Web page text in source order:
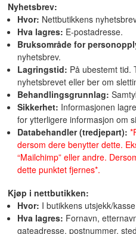
Nyhetsbrev:
Hvor: Nettbutikkens
Hva lagres: E-postadresse.
Bruksområde for
nyhetsbrev.
Lagringstid: På ubestemt tid.
nyhetsbrevet eller ber om
Behandlingsgrunnlag:
Sikkerhet: Informasjonen
for ytterligere informasjon om
Databehandler (tredjepart):
dersom dere benytter dette.
“Mailchimp” eller andre.
dette punktet fjernes*.
Kjøp i nettbutikken:
Hvor: I butikkens utsjekk/kasse
Hva lagres: Fornavn,
gateadresse, postnummer,